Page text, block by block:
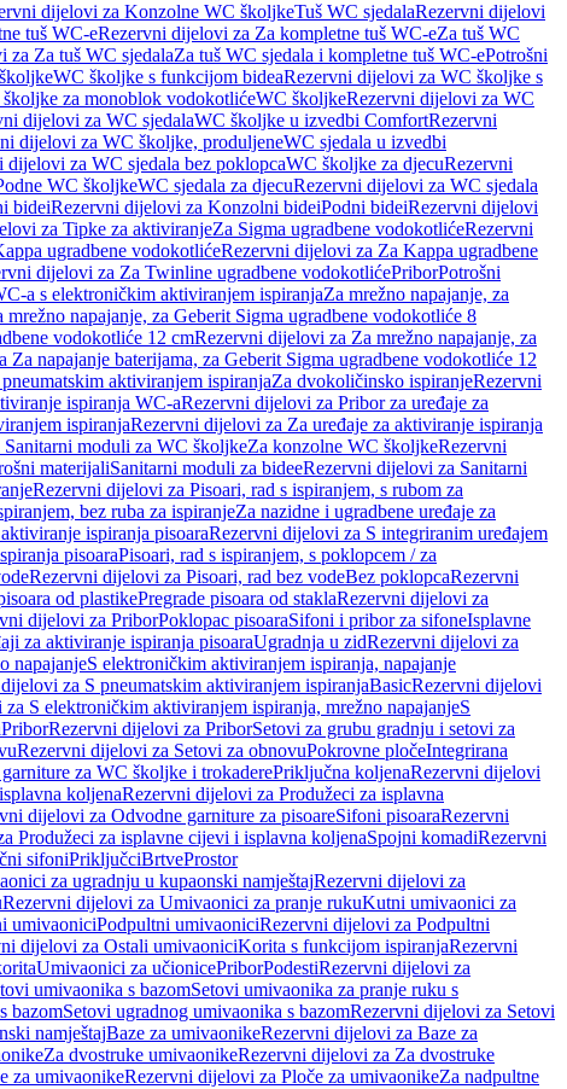
dijelovi za Konzolne WC školjkeTuš WC sjedalaRezervni dijelovi
tuš WC-eRezervni dijelovi za Za kompletne tuš WC-eZa tuš WC
za Za tuš WC sjedalaZa tuš WC sjedala i kompletne tuš WC-ePotrošni
WC školjke s funkcijom bideaRezervni dijelovi za WC školjke s
za monoblok vodokotlićeWC školjkeRezervni dijelovi za WC
dijelovi za WC sjedalaWC školjke u izvedbi ComfortRezervni
dijelovi za WC školjke, produljeneWC sjedala u izvedbi
dijelovi za WC sjedala bez poklopcaWC školjke za djecuRezervni
WC školjkeWC sjedala za djecuRezervni dijelovi za WC sjedala
bideiRezervni dijelovi za Konzolni bideiPodni bideiRezervni dijelovi
za Tipke za aktiviranjeZa Sigma ugradbene vodokotlićeRezervni
ugradbene vodokotlićeRezervni dijelovi za Za Kappa ugradbene
dijelovi za Za Twinline ugradbene vodokotlićePriborPotrošni
a s elektroničkim aktiviranjem ispiranjaZa mrežno napajanje, za
mrežno napajanje, za Geberit Sigma ugradbene vodokotliće 8
vodokotliće 12 cmRezervni dijelovi za Za mrežno napajanje, za
Za napajanje baterijama, za Geberit Sigma ugradbene vodokotliće 12
aktiviranjem ispiranjaZa dvokoličinsko ispiranjeRezervni
ispiranja WC-aRezervni dijelovi za Pribor za uređaje za
ispiranjaRezervni dijelovi za Za uređaje za aktiviranje ispiranja
moduli za WC školjkeZa konzolne WC školjkeRezervni
materijaliSanitarni moduli za bideeRezervni dijelovi za Sanitarni
Rezervni dijelovi za Pisoari, rad s ispiranjem, s rubom za
bez ruba za ispiranjeZa nazidne i ugradbene uređaje za
ispiranja pisoaraRezervni dijelovi za S integriranim uređajem
pisoaraPisoari, rad s ispiranjem, s poklopcem / za
Rezervni dijelovi za Pisoari, rad bez vodeBez poklopcaRezervni
od plastikePregrade pisoara od staklaRezervni dijelovi za
dijelovi za PriborPoklopac pisoaraSifoni i pribor za sifoneIsplavne
za aktiviranje ispiranja pisoaraUgradnja u zidRezervni dijelovi za
napajanjeS elektroničkim aktiviranjem ispiranja, napajanje
za S pneumatskim aktiviranjem ispiranjaBasicRezervni dijelovi
S elektroničkim aktiviranjem ispiranja, mrežno napajanjeS
PriborRezervni dijelovi za PriborSetovi za grubu gradnju i setovi za
Rezervni dijelovi za Setovi za obnovuPokrovne pločeIntegrirana
za WC školjke i trokaderePriključna koljenaRezervni dijelovi
koljenaRezervni dijelovi za Produžeci za isplavna
dijelovi za Odvodne garniture za pisoareSifoni pisoaraRezervni
Produžeci za isplavne cijevi i isplavna koljenaSpojni komadiRezervni
sifoniPriključciBrtveProstor
za ugradnju u kupaonski namještajRezervni dijelovi za
Rezervni dijelovi za Umivaonici za pranje rukuKutni umivaonici za
umivaoniciPodpultni umivaoniciRezervni dijelovi za Podpultni
dijelovi za Ostali umivaoniciKorita s funkcijom ispiranjaRezervni
Umivaonici za učionicePriborPodestiRezervni dijelovi za
umivaonika s bazomSetovi umivaonika za pranje ruku s
bazomSetovi ugradnog umivaonika s bazomRezervni dijelovi za Setovi
namještajBaze za umivaonikeRezervni dijelovi za Baze za
Za dvostruke umivaonikeRezervni dijelovi za Za dvostruke
za umivaonikeRezervni dijelovi za Ploče za umivaonikeZa nadpultne